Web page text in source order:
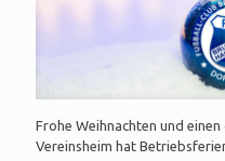
Frohe Weihnachten und
Vereinsheim hat